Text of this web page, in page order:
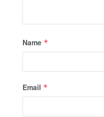
Name *
Email *